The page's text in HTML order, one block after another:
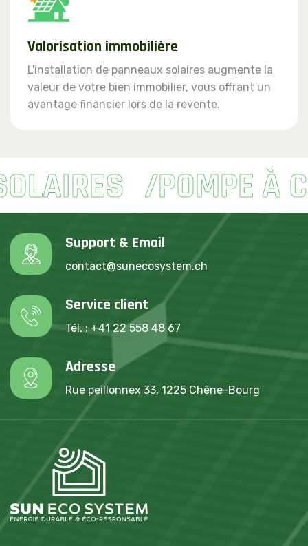
Valorisation immobilière
L'installation de panneaux solaires augmente la
valeur de votre bien immobilier, vous offrant un
avantage financier lors de la revente.
POMPE À
Support & Email
contact@sunecosystem.ch
Service client
Tél. : +41 22 558 48 67
Adresse
Rue peillonnex 33, 1225 Chêne-Bourg